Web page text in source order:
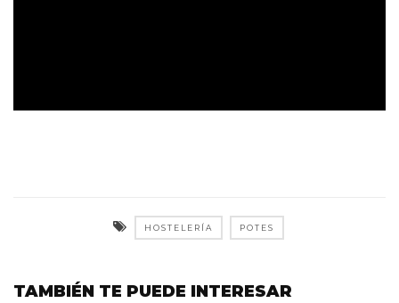
HOSTELERÍA POTES
TAMBIÉN TE PUEDE INTERESAR